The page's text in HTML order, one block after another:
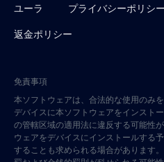
ユーラ プライバシーポリシー
返金ポリシー
免責事項
本ソフトウェアは、合法的な使用のみ
デバイスに本ソフトウェアをインスト
の管轄区域の適用法に違反する可能性
ウェアをデバイスにインストールする
することも求められる場合があります